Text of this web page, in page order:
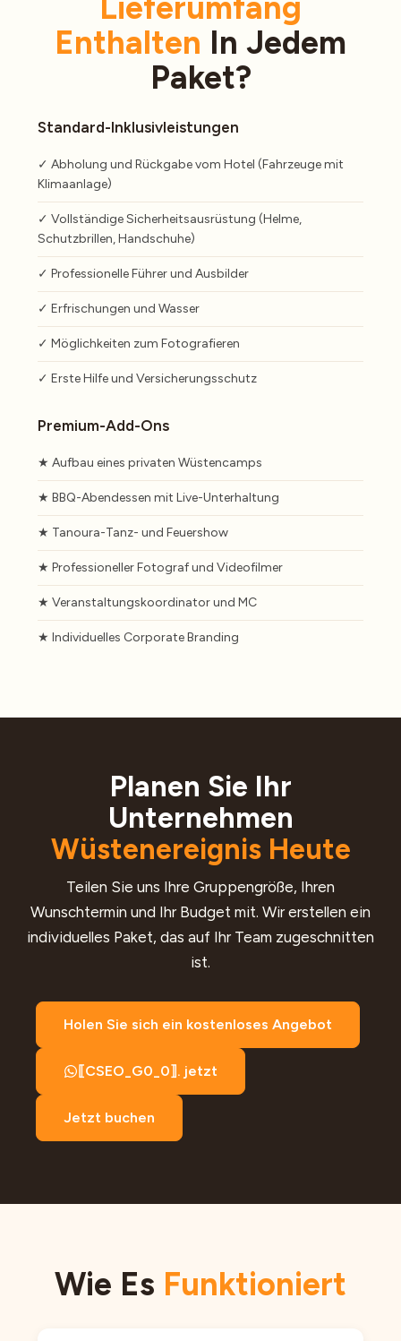
Enthalten In Jedem
Paket?
Standard-Inklusivleistungen
✓ Abholung und Rückgabe vom Hotel (Fahrzeuge mit
Klimaanlage)
✓ Vollständige Sicherheitsausrüstung (Helme,
Schutzbrillen, Handschuhe)
✓ Professionelle Führer und Ausbilder
✓ Erfrischungen und Wasser
✓ Möglichkeiten zum Fotografieren
✓ Erste Hilfe und Versicherungsschutz
Premium-Add-Ons
★ Aufbau eines privaten Wüstencamps
★ BBQ-Abendessen mit Live-Unterhaltung
★ Tanoura-Tanz- und Feuershow
★ Professioneller Fotograf und Videofilmer
★ Veranstaltungskoordinator und MC
★ Individuelles Corporate Branding
Planen Sie Ihr
Unternehmen
Wüstenereignis Heute
Teilen Sie uns Ihre Gruppengröße, Ihren
Wunschtermin und Ihr Budget mit. Wir erstellen ein
individuelles Paket, das auf Ihr Team zugeschnitten
ist.
Holen Sie sich ein kostenloses Angebot
⟦CSEO_G0_0⟧. jetzt
Jetzt buchen
Wie Es Funktioniert